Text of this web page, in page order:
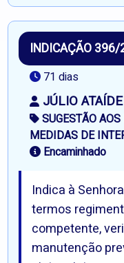
INDICAÇÃO
71 dias
JÚLIO ATAÍDE
SUGESTÃO
MEDIDAS DE
Encaminhado
Indica à
termos
competente,
manutenção